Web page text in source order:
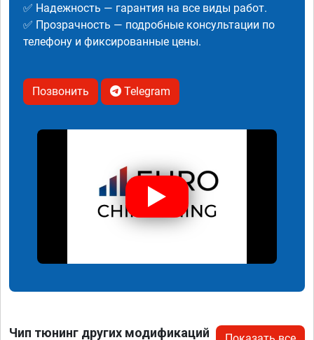
✅ Надежность — гарантия на все виды работ.
✅ Прозрачность — подробные консультации по
телефону и фиксированные цены.
Позвонить Telegram
Чип тюнинг других модификаций